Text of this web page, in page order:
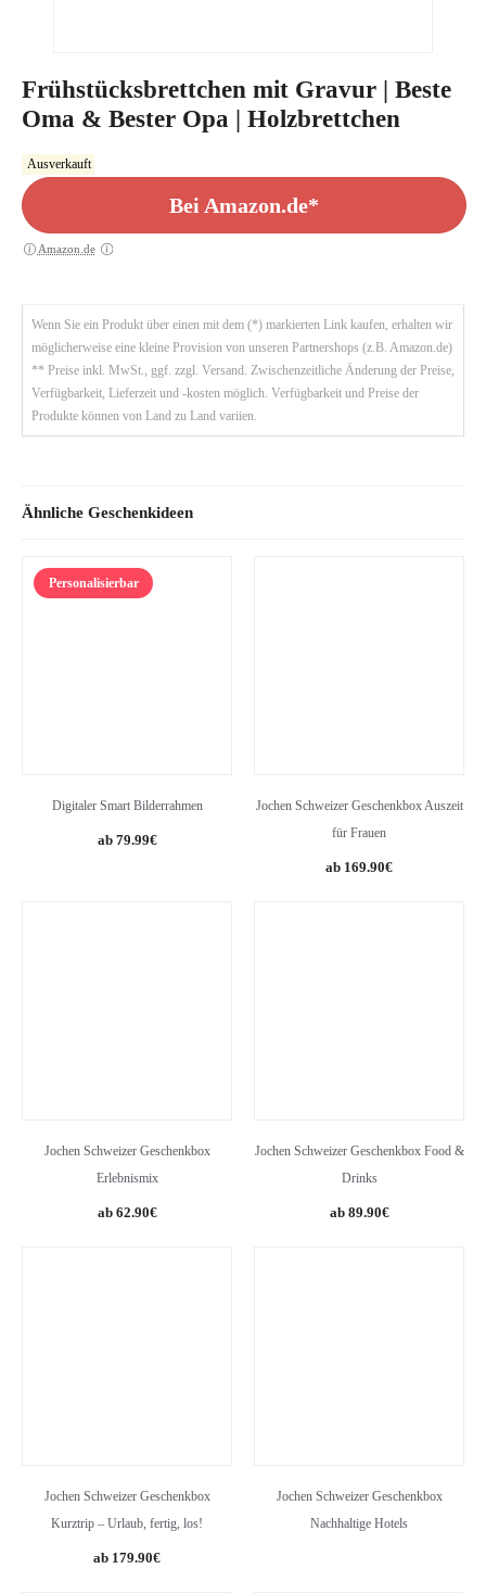
Frühstücksbrettchen mit Gravur | Beste
Oma & Bester Opa | Holzbrettchen
Ausverkauft
Bei Amazon.de*
Amazon.de
Wenn Sie ein Produkt über einen mit dem (*) markierten Link kaufen, erhalten wir
möglicherweise eine kleine Provision von unseren Partnershops (z.B. Amazon.de)
** Preise inkl. MwSt., ggf. zzgl. Versand. Zwischenzeitliche Änderung der Preise,
Verfügbarkeit, Lieferzeit und -kosten möglich. Verfügbarkeit und Preise der
Produkte können von Land zu Land variien.
Ähnliche Geschenkideen
Personalisierbar
Digitaler Smart Bilderrahmen
Original
79.99€Current
Jochen Schweizer Geschenkbox Auszeit
für Frauen
169.90€
Jochen Schweizer Geschenkbox
Erlebnismix
62.90€
Jochen Schweizer Geschenkbox Food &
Drinks
89.90€
Jochen Schweizer Geschenkbox
Kurztrip – Urlaub, fertig, los!
179.90€
Jochen Schweizer Geschenkbox
Nachhaltige Hotels